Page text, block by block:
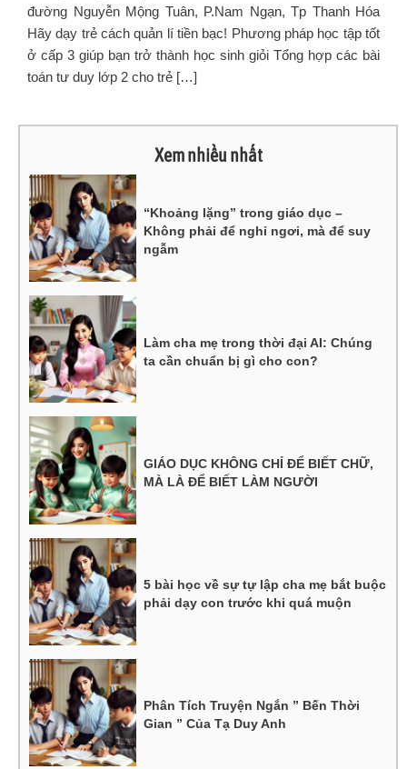
đường Nguyễn Mộng Tuân, P.Nam Ngạn, Tp Thanh Hóa
Hãy dạy trẻ cách quản lí tiền bạc! Phương pháp học tập tốt
ở cấp 3 giúp bạn trở thành học sinh giỏi Tổng hợp các bài
toán tư duy lớp 2 cho trẻ […]
Xem nhiều nhất
“Khoảng lặng” trong giáo dục –
Không phải để nghỉ ngơi, mà để suy
ngẫm
Làm cha mẹ trong thời đại AI: Chúng
ta cần chuẩn bị gì cho con?
GIÁO DỤC KHÔNG CHỈ ĐỂ BIẾT CHỮ,
MÀ LÀ ĐỂ BIẾT LÀM NGƯỜI
5 bài học về sự tự lập cha mẹ bắt buộc
phải dạy con trước khi quá muộn
Phân Tích Truyện Ngắn ” Bến Thời
Gian ” Của Tạ Duy Anh